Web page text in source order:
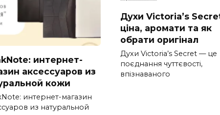
интернет-
аксессуаров из
кожи
интернет-магазин
из натуральной
Духи Victoria’s
ціна, аромати та як
обрати оригінал
Духи Victoria’s Secret — це
поєднання чуттєвості,
впізнаваного